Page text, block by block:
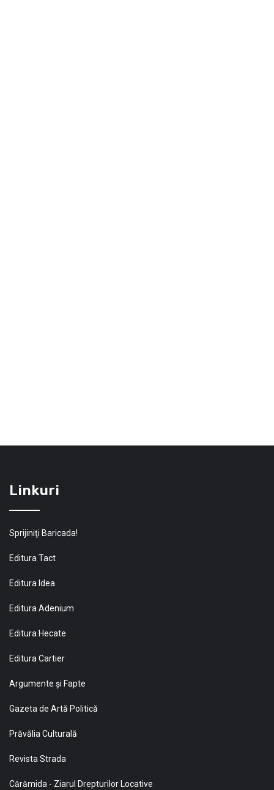
Linkuri
Sprijiniţi Baricada!
Editura Tact
Editura Idea
Editura Adenium
Editura Hecate
Editura Cartier
Argumente și Fapte
Gazeta de Artă Politică
Prăvălia Culturală
Revista Strada
Cărămida - Ziarul Drepturilor Locative